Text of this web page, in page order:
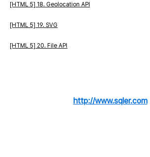
[HTML 5] 18. Geolocation API
[HTML 5] 19. SVG
[HTML 5] 20. File API
http://www.sqler.com